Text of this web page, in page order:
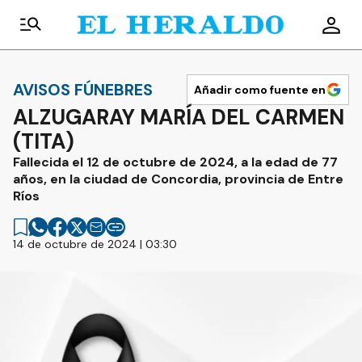
AVISOS FÚNEBRES Añadir como fuente en
ALZUGARAY MARÍA DEL CARMEN
(TITA)
Fallecida el 12 de octubre de 2024, a la edad de 77
años, en la ciudad de Concordia, provincia de Entre
Ríos
14 de octubre de 2024 | 03:30